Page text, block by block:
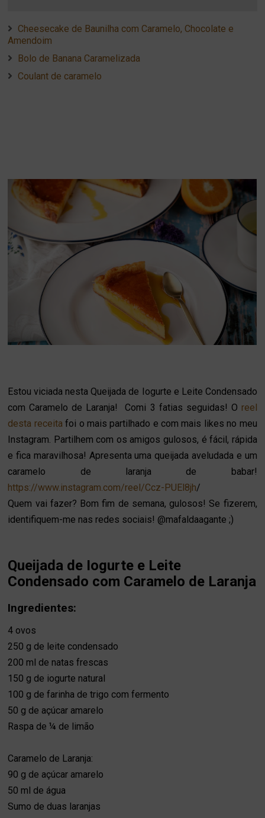
Cheesecake de Baunilha com Caramelo, Chocolate e
Amendoim
Bolo de Banana Caramelizada
Coulant de caramelo
Estou viciada nesta Queijada de Iogurte e Leite Condensado
com Caramelo de Laranja! Comi 3 fatias seguidas! O reel
desta receita foi o mais partilhado e com mais likes no meu
Instagram. Partilhem com os amigos gulosos, é fácil, rápida
e fica maravilhosa! Apresenta uma queijada aveludada e um
caramelo de laranja de babar!
https://www.instagram.com/reel/Ccz-PUEl8jh/
Quem vai fazer? Bom fim de semana, gulosos! Se fizerem,
identifiquem-me nas redes sociais! @mafaldaagante ;)
Queijada de Iogurte e Leite
Condensado com Caramelo de Laranja
Ingredientes:
4 ovos
250 g de leite condensado
200 ml de natas frescas
150 g de iogurte natural
100 g de farinha de trigo com fermento
50 g de açúcar amarelo
Raspa de ¼ de limão
Caramelo de Laranja:
90 g de açúcar amarelo
50 ml de água
Sumo de duas laranjas